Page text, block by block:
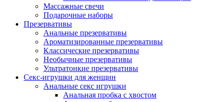
Массажные свечи
Подарочные наборы
Презервативы
Анальные презервативы
Ароматизированные презервативы
Классические презервативы
Необычные презервативы
Ультратонкие презервативы
Секс-игрушки для женщин
Анальные секс игрушки
Анальная пробка с хвостом